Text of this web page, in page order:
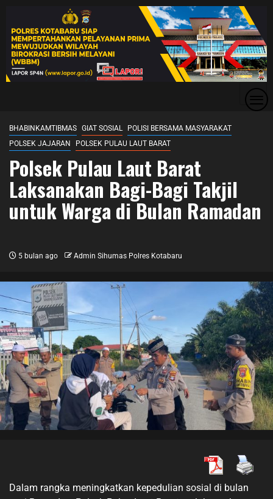
BHABINKAMTIBMAS GIAT SOSIAL
POLISI BERSAMA MASYARAKAT
POLSEK JAJARAN
POLSEK PULAU LAUT BARAT
Polsek Pulau Laut Barat
Laksanakan Bagi-Bagi Takjil
untuk Warga di Bulan Ramadan
5 bulan ago Admin Sihumas Polres Kotabaru
Dalam rangka meningkatkan kepedulian sosial di bulan